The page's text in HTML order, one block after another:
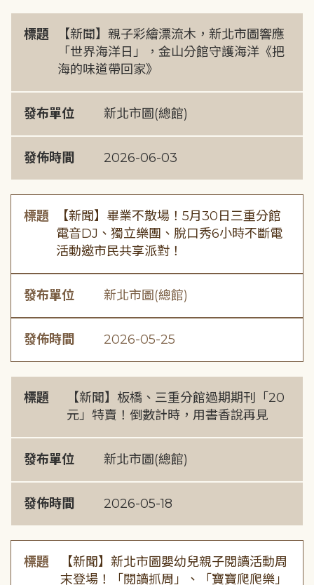
標題
【新聞】親子彩繪漂流木，新北市圖響應
「世界海洋日」，金山分館守護海洋《把
海的味道帶回家》
發布單位 新北市圖(總館)
發佈時間 2026-06-03
標題
【新聞】畢業不散場！5月30日三重分館
電音DJ、獨立樂團、脫口秀6小時不斷電
活動邀市民共享派對！
發布單位 新北市圖(總館)
發佈時間 2026-05-25
標題
【新聞】板橋、三重分館過期期刊「20
元」特賣！倒數計時，用書香說再見
發布單位 新北市圖(總館)
發佈時間 2026-05-18
標題
【新聞】新北市圖嬰幼兒親子閱讀活動周
末登場！「閱讀抓周」、「寶寶爬爬樂」